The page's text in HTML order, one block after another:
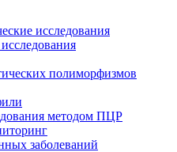
исследования
полиморфизмов
методом ПЦР
заболеваний